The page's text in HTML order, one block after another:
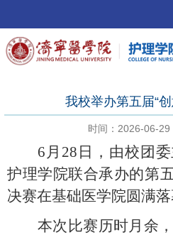
我校举办第五届“
时间：2026-06-29
6月28日，由校团
护理学院联合承办的第
决赛在基础医学院圆满落
本次比赛历时月余